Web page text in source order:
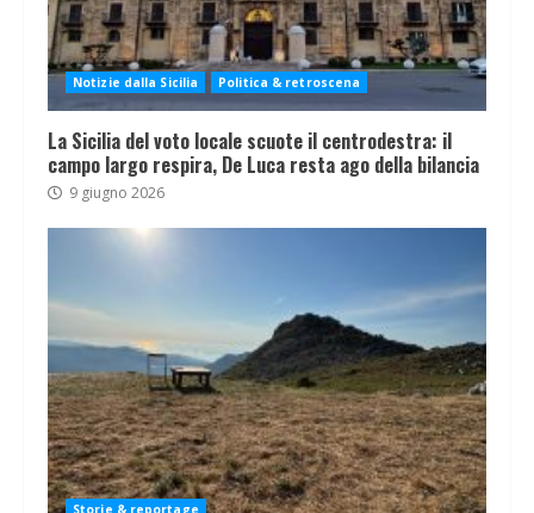
Notizie dalla Sicilia Politica & retroscena
La Sicilia del voto locale scuote il centrodestra: il
campo largo respira, De Luca resta ago della bilancia
9 giugno 2026
Storie & reportage